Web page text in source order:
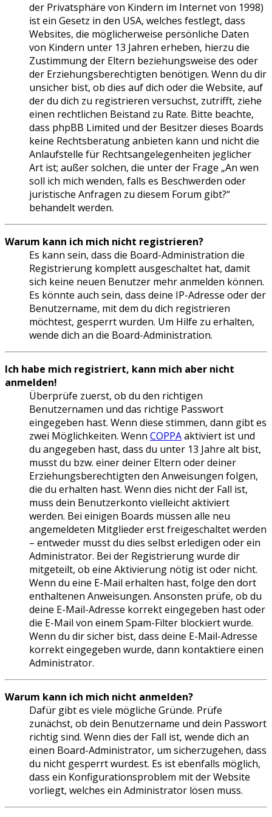
der Privatsphäre von Kindern im Internet von 1998)
ist ein Gesetz in den USA, welches festlegt, dass
Websites, die möglicherweise persönliche Daten
von Kindern unter 13 Jahren erheben, hierzu die
Zustimmung der Eltern beziehungsweise des oder
der Erziehungsberechtigten benötigen. Wenn du dir
unsicher bist, ob dies auf dich oder die Website, auf
der du dich zu registrieren versuchst, zutrifft, ziehe
einen rechtlichen Beistand zu Rate. Bitte beachte,
dass phpBB Limited und der Besitzer dieses Boards
keine Rechtsberatung anbieten kann und nicht die
Anlaufstelle für Rechtsangelegenheiten jeglicher
Art ist; außer solchen, die unter der Frage „An wen
soll ich mich wenden, falls es Beschwerden oder
juristische Anfragen zu diesem Forum gibt?“
behandelt werden.
Warum kann ich mich nicht registrieren?
Es kann sein, dass die Board-Administration die
Registrierung komplett ausgeschaltet hat, damit
sich keine neuen Benutzer mehr anmelden können.
Es könnte auch sein, dass deine IP-Adresse oder der
Benutzername, mit dem du dich registrieren
möchtest, gesperrt wurden. Um Hilfe zu erhalten,
wende dich an die Board-Administration.
Ich habe mich registriert, kann mich aber nicht
anmelden!
Überprüfe zuerst, ob du den richtigen
Benutzernamen und das richtige Passwort
eingegeben hast. Wenn diese stimmen, dann gibt es
zwei Möglichkeiten. Wenn COPPAaktiviert ist und
du angegeben hast, dass du unter 13 Jahre alt bist,
musst du bzw. einer deiner Eltern oder deiner
Erziehungsberechtigten den Anweisungen folgen,
die du erhalten hast. Wenn dies nicht der Fall ist,
muss dein Benutzerkonto vielleicht aktiviert
werden. Bei einigen Boards müssen alle neu
angemeldeten Mitglieder erst freigeschaltet werden
– entweder musst du dies selbst erledigen oder ein
Administrator. Bei der Registrierung wurde dir
mitgeteilt, ob eine Aktivierung nötig ist oder nicht.
Wenn du eine E-Mail erhalten hast, folge den dort
enthaltenen Anweisungen. Ansonsten prüfe, ob du
deine E-Mail-Adresse korrekt eingegeben hast oder
die E-Mail von einem Spam-Filter blockiert wurde.
Wenn du dir sicher bist, dass deine E-Mail-Adresse
korrekt eingegeben wurde, dann kontaktiere einen
Administrator.
Warum kann ich mich nicht anmelden?
Dafür gibt es viele mögliche Gründe. Prüfe
zunächst, ob dein Benutzername und dein Passwort
richtig sind. Wenn dies der Fall ist, wende dich an
einen Board-Administrator, um sicherzugehen, dass
du nicht gesperrt wurdest. Es ist ebenfalls möglich,
dass ein Konfigurationsproblem mit der Website
vorliegt, welches ein Administrator lösen muss.